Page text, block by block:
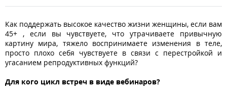
Как поддержать высокое качество жизни женщины, если вам
45+ , если вы чувствуете, что утрачиваете привычную
картину мира, тяжело воспринимаете изменения в теле,
просто плохо себя чувствуете в связи с перестройкой и
угасанием репродуктивных функций?
Для кого цикл встреч в виде вебинаров?